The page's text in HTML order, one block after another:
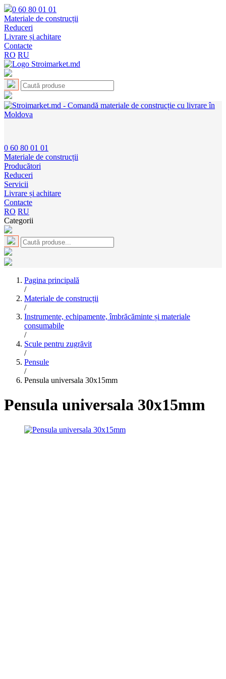
0 60 80 01 01
Materiale de construcții
Reduceri
Livrare și achitare
Contacte
RO RU
0 60 80 01 01
Materiale de construcții
Producători
Reduceri
Servicii
Livrare și achitare
Contacte
RO RU
Categorii
Pagina principală
/
Materiale de construcții
/
Instrumente, echipamente, îmbrăcăminte și materiale
consumabile
/
Scule pentru zugrăvit
/
Pensule
/
Pensula universala 30x15mm
Pensula universala 30x15mm